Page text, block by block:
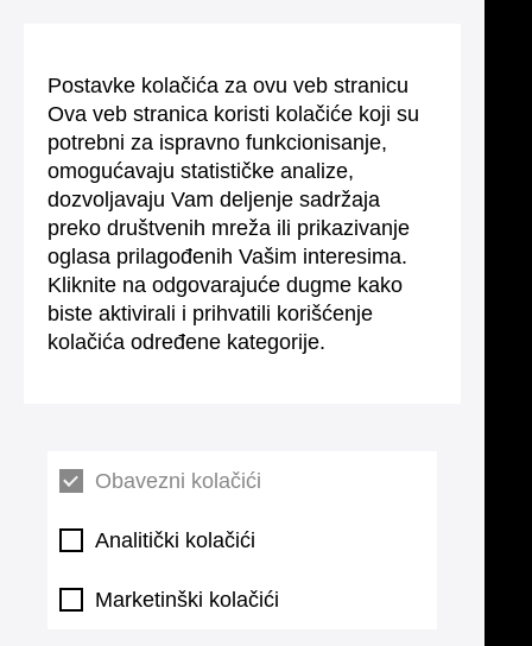
Postavke kolačića za ovu veb stranicu
Ova veb stranica koristi kolačiće koji su
potrebni za ispravno funkcionisanje,
omogućavaju statističke analize,
dozvoljavaju Vam deljenje sadržaja
preko društvenih mreža ili prikazivanje
oglasa prilagođenih Vašim interesima.
Kliknite na odgovarajuće dugme kako
biste aktivirali i prihvatili korišćenje
kolačića određene kategorije.
Obavezni kolačići
Analitički kolačići
Marketinški kolačići